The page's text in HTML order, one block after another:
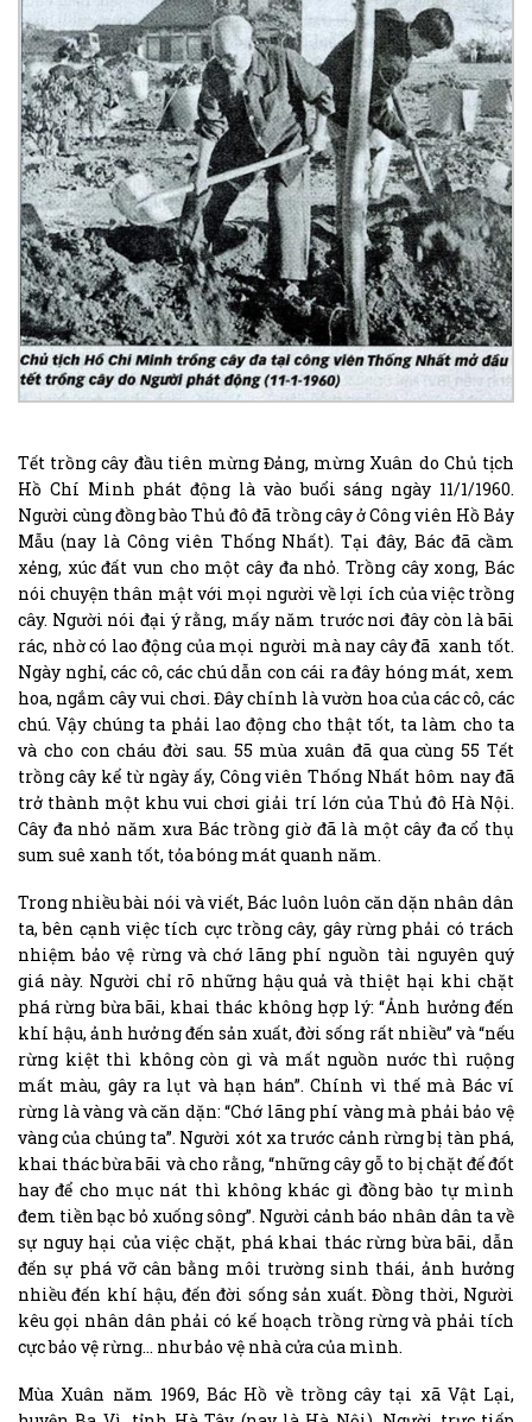
Tết trồng cây đầu tiên mừng Đảng, mừng Xuân do Chủ tịch
Hồ Chí Minh phát động là vào buổi sáng ngày 11/1/1960.
Người cùng đồng bào Thủ đô đã trồng cây ở Công viên Hồ Bảy
Mẫu (nay là Công viên Thống Nhất). Tại đây, Bác đã cầm
xẻng, xúc đất vun cho một cây đa nhỏ. Trồng cây xong, Bác
nói chuyện thân mật với mọi người về lợi ích của việc trồng
cây. Người nói đại ý rằng, mấy năm trước nơi đây còn là bãi
rác, nhờ có lao động của mọi người mà nay cây đã xanh tốt.
Ngày nghỉ, các cô, các chú dẫn con cái ra đây hóng mát, xem
hoa, ngắm cây vui chơi. Đây chính là vườn hoa của các cô, các
chú. Vậy chúng ta phải lao động cho thật tốt, ta làm cho ta
và cho con cháu đời sau. 55 mùa xuân đã qua cùng 55 Tết
trồng cây kể từ ngày ấy, Công viên Thống Nhất hôm nay đã
trở thành một khu vui chơi giải trí lớn của Thủ đô Hà Nội.
Cây đa nhỏ năm xưa Bác trồng giờ đã là một cây đa cổ thụ
sum suê xanh tốt, tỏa bóng mát quanh năm.
Trong nhiều bài nói và viết, Bác luôn luôn căn dặn nhân dân
ta, bên cạnh việc tích cực trồng cây, gây rừng phải có trách
nhiệm bảo vệ rừng và chớ lãng phí nguồn tài nguyên quý
giá này. Người chỉ rõ những hậu quả và thiệt hại khi chặt
phá rừng bừa bãi, khai thác không hợp lý: “Ảnh hưởng đến
khí hậu, ảnh hưởng đến sản xuất, đời sống rất nhiều” và “nếu
rừng kiệt thì không còn gì và mất nguồn nước thì ruộng
mất màu, gây ra lụt và hạn hán”. Chính vì thế mà Bác ví
rừng là vàng và căn dặn: “Chớ lãng phí vàng mà phải bảo vệ
vàng của chúng ta”. Người xót xa trước cảnh rừng bị tàn phá,
khai thác bừa bãi và cho rằng, “những cây gỗ to bị chặt để đốt
hay để cho mục nát thì không khác gì đồng bào tự mình
đem tiền bạc bỏ xuống sông”. Người cảnh báo nhân dân ta về
sự nguy hại của việc chặt, phá khai thác rừng bừa bãi, dẫn
đến sự phá vỡ cân bằng môi trường sinh thái, ảnh hưởng
nhiều đến khí hậu, đến đời sống sản xuất. Đồng thời, Người
kêu gọi nhân dân phải có kế hoạch trồng rừng và phải tích
cực bảo vệ rừng… như bảo vệ nhà cửa của mình.
Mùa Xuân năm 1969, Bác Hồ về trồng cây tại xã Vật Lại,